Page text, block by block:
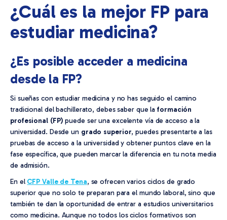
¿Cuál es la mejor FP para
estudiar medicina?
¿Es posible acceder a medicina
desde la FP?
Si sueñas con estudiar medicina y no has seguido el camino
tradicional del bachillerato, debes saber que laformación
profesional (FP) puede ser una excelente vía de acceso a la
universidad. Desde un grado superior, puedes presentarte a las
pruebas de acceso a la universidad y obtener puntos clave en la
fase específica, que pueden marcar la diferencia en tu nota media
de admisión.
En el CFP Valle de Tena, se ofrecen varios ciclos de grado
superior que no solo te preparan para el mundo laboral, sino que
también te dan la oportunidad de entrar a estudios universitarios
como medicina. Aunque no todos los ciclos formativos son